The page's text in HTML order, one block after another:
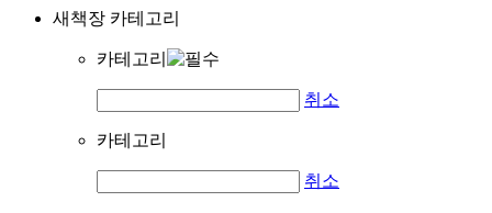
새책장 카테고리
카테고리
취소
카테고리
취소